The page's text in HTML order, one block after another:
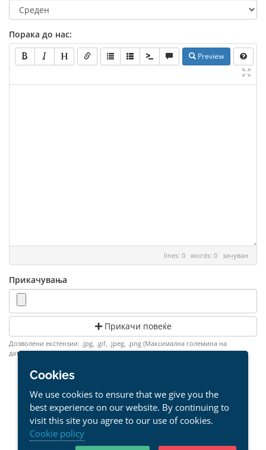
Порака до нас:
Preview
lines: 0 words: 0 зачуван
Прикачувања
Прикачи повеќе
Дозволени екстензии: .jpg, .gif, .jpeg, .png (Максимална големина на
датотеката: 512MB)
Откажи
Cookies
We use cookies to ensure that we give you the
best experience on our website. By continuing to
visit this site you agree to our use of cookies.
Cookie policy